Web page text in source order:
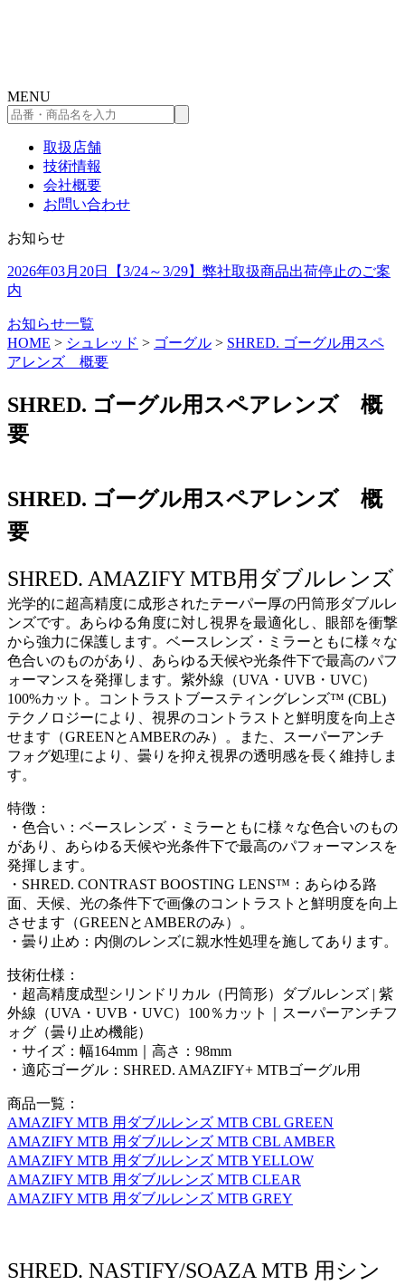
ツ
へ
MENU
品
力
し
て
索
取扱店舗
技術情報
会社概要
お問い合わせ
お知らせ
2026年03月20日
【3/24～3/29】弊社取扱商品出荷停止のご案
内
お知らせ一覧
HOME > シュレッド > ゴーグル > SHRED. ゴーグル用スペ
アレンズ 概要
SHRED. ゴーグル用スペアレンズ 概
要
SHRED. ゴーグル用スペアレンズ 概
要
SHRED. AMAZIFY MTB用ダブルレンズ
光学的に超高精度に成形されたテーパー厚の円筒形ダブルレ
ンズです。あらゆる角度に対し視界を最適化し、眼部を衝撃
から強力に保護します。ベースレンズ・ミラーともに様々な
色合いのものがあり、あらゆる天候や光条件下で最高のパフ
ォーマンスを発揮します。紫外線（UVA・UVB・UVC）
100%カット。コントラストブースティングレンズ™ (CBL)
テクノロジーにより、視界のコントラストと鮮明度を向上さ
せます（GREENとAMBERのみ）。また、スーパーアンチ
フォグ処理により、曇りを抑え視界の透明感を長く維持しま
す。
特徴：
・色合い：ベースレンズ・ミラーともに様々な色合いのもの
があり、あらゆる天候や光条件下で最高のパフォーマンスを
発揮します。
・SHRED. CONTRAST BOOSTING LENS™：あらゆる路
面、天候、光の条件下で画像のコントラストと鮮明度を向上
させます（GREENとAMBERのみ）。
・曇り止め：内側のレンズに親水性処理を施してあります。
技術仕様：
・超高精度成型シリンドリカル（円筒形）ダブルレンズ | 紫
外線（UVA・UVB・UVC）100％カット｜スーパーアンチフ
ォグ（曇り止め機能）
・サイズ：幅164mm｜高さ：98mm
・適応ゴーグル：SHRED. AMAZIFY+ MTBゴーグル用
商品一覧：
AMAZIFY MTB 用ダブルレンズ MTB CBL GREEN
AMAZIFY MTB 用ダブルレンズ MTB CBL AMBER
AMAZIFY MTB 用ダブルレンズ MTB YELLOW
AMAZIFY MTB 用ダブルレンズ MTB CLEAR
AMAZIFY MTB 用ダブルレンズ MTB GREY
SHRED. NASTIFY/SOAZA MTB 用シン